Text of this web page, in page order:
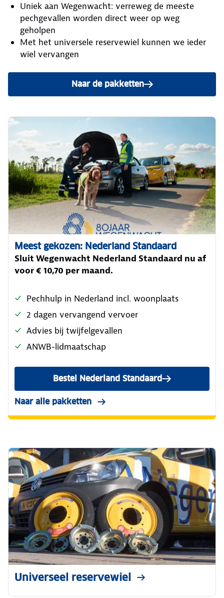
Uniek aan Wegenwacht: verreweg de meeste
pechgevallen worden direct weer op weg
geholpen
Met het universele reservewiel kunnen we ieder
wiel vervangen
Naar de pakketten
Meest gekozen: Nederland Standaard
Sluit Wegenwacht Nederland Standaard nu af
voor € 10,70 per maand.
Pechhulp in Nederland incl. woonplaats
2 dagen vervangend vervoer
Advies bij twijfelgevallen
ANWB-lidmaatschap
Bestel Nederland Standaard
Naar alle pakketten
Universeel reservewiel